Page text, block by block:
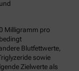
Milligramm pro
Blutfettwerte,
sowie
Zielwerte als